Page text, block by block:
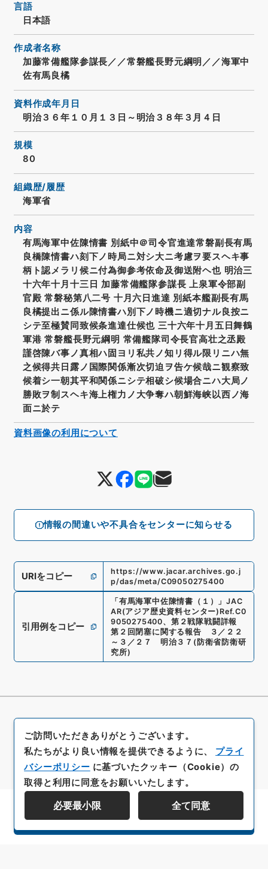
情報の間違いや不具合をセンターに知らせる
言語
日本語
作成者名称
加藤常備艦隊参謀長／／常磐艦長野元綱明／／海軍中
佐有馬良橘
資料作成年月日
明治３６年１０月１３日～明治３８年３月４日
規模
80
組織歴/履歴
海軍省
内容
有馬海軍中佐陳情書 別紙中＠司令官進達常磐副長有馬
良橋陳情書ハ刻下ノ時局ニ対シ大ニ考慮ヲ要スヘキ事
柄ト認メラリ候ニ付為御参考依命及御送附ヘ也 明治三
十六年十月十三日 加藤常備艦隊参謀長 上泉軍令部副
官殿 常磐秘第八二号 十月六日進達 別紙本艦副長有馬
良橘提出ニ係ル陳情書ハ別下ノ時機ニ適切ナル良按ニ
シテ至極賛同致候条進達仕候也 三十六年十月五日舞鶴
軍港 常磐艦長野元綱明 常備艦隊司令長官高壮之丞殿
謹啓陳バ事ノ真相ハ固ヨリ私共ノ知リ得ル限リニハ無
之候得共日露ノ国際関係漸次切迫ヲ告ケ候哉ニ観察致
候着シ一朝其平和関係ニシテ相破シ候場合ニハ大局ノ
勝敗ヲ制スヘキ海上権力ノ大争奪ハ朝鮮海峡以西ノ海
面ニ於テ
URIをコピー
https://www.jacar.archives.go.j
p/das/meta/C09050275400
引用例をコピー
「 有馬海軍中佐陳情書（１） 」JAC
AR(アジア歴史資料センター) Ref.C0
9050275400、 第２戦隊戦闘詳報
第２回閉塞に関する報告 ３／２２
～３／２７ 明治３７ ( 防衛省防衛研
究所)
資料画像の利用について
資料群階層を表示する
ご訪問いただきありがとうございます。
私たちがより良い情報を提供できるように、 プライ
バシーポリシー に基づいたクッキー（Cookie）の
取得と利用に同意をお願いいたします。
必要最小限 全て同意